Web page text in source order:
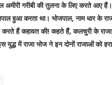
अमीरी गरीबी की तुलना के लिए करते आए
हुआ करता था। भोजपाल,‌ नाम धार के
हैं कहावत की! कहते हैं, कलचुरी के राजा
युद्ध में राजा भोज ने इन दोनों राजाओं को